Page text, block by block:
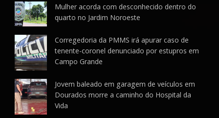
quarto no Jardim Noroeste
tenente-coronel denunciado por estupros em
Campo Grande
Dourados morre a caminho do Hospital da
Vida